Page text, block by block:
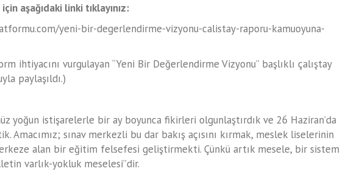
aşağıdaki linki tıklayınız:
yeni-bir-degerlendirme-vizyonu-calistay-raporu-kamuoyuna-
ihtiyacını vurgulayan “Yeni Bir Değerlendirme Vizyonu” başlıklı çalıştay
paylaşıldı.)
yoğun istişarelerle bir ay boyunca fikirleri olgunlaştırdık ve 26 Haziran’da
Amacımız; sınav merkezli bu dar bakış açısını kırmak, meslek liselerinin
alan bir eğitim felsefesi geliştirmekti. Çünkü artık mesele, bir sistem
varlık-yokluk meselesi”dir.